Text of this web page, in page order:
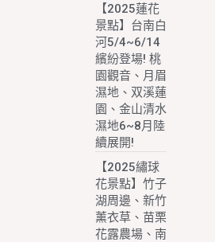
【2025蓮花
景點】台南白
河5/4~6/14
繽紛登場! 桃
園觀音、月眉
濕地、双溪蓮
園、金山清水
濕地6~8月陸
續展開!
【2025繡球
花景點】竹子
湖周邊、新竹
薰衣草、苗栗
花露農場、南